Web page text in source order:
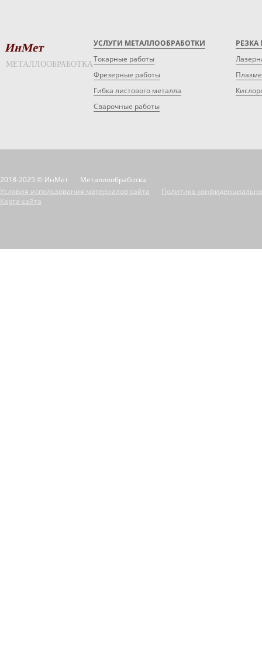
ИнМет
МЕТАЛЛООБРАБОТКА
УСЛУГИ МЕТАЛЛООБРАБОТКИ
Токарные работы
Фрезерные работы
Гибка листового металла
Сварочные работы
РЕЗКА
2018-2025 © ИнМет
Металлообработка
Условия использования материалов сайта
Политика
Карта сайта